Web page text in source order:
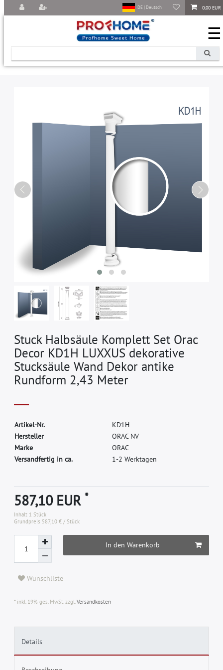
0,00 EUR
DE | Deutsch
☰
Stuck Halbsäule Komplett Set Orac
Decor KD1H LUXXUS dekorative
Stucksäule Wand Dekor antike
Rundform 2,43 Meter
Artikel-Nr. KD1H
Hersteller ORAC NV
Marke ORAC
Versandfertig in ca.
1-2 Werktagen
587,10 EUR*
Inhalt 1Stück
Grundpreis 587,10 € / Stück
In den Warenkorb
Wunschliste
* inkl. 19% ges. MwSt. zzgl.Versandkosten
Details